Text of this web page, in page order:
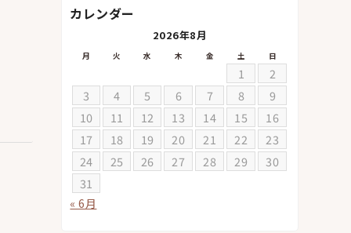
カレンダー
2026年8月
月 火 水 木 金 土 日
1
2
3
4 5 6 7 8
9
10
11 12 13 14 15
16
17
18 19 20 21 22
23
24
25 26 27 28 29
30
31
« 6月